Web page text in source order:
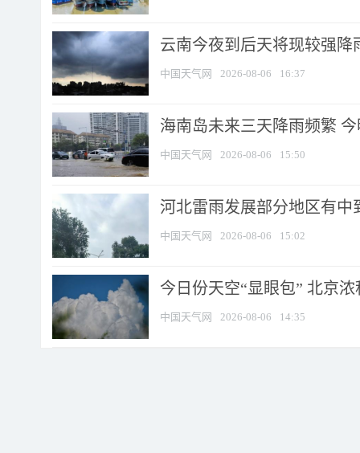
云南今夜到后天将现较强降
中国天气网 2026-08-06 16:37
海南岛未来三天降雨频繁
中国天气网 2026-08-06 15:50
河北雷雨发展部分地区有中
中国天气网 2026-08-06 15:02
今日份天空“显眼包” 北京
中国天气网 2026-08-06 14:35